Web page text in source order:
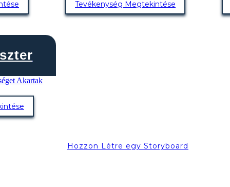
Tevékenység Megtekintése
Hozzon Létre egy Storyboard